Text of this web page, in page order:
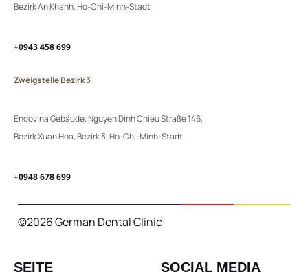
SEITE SOCIAL MEDIA
Bezirk An Khanh, Ho-Chi-Minh-Stadt
+0943 458 699
Zweigstelle Bezirk 3
Endovina Gebäude, Nguyen Dinh Chieu Straße 146,
Bezirk Xuan Hoa, Bezirk 3, Ho-Chi-Minh-Stadt
+0948 678 699
©2026 German Dental Clinic